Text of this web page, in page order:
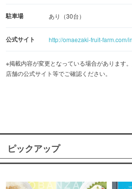
駐車場 あり（30台）
公式サイト http://omaezaki-fruit-farm.com/
※掲載内容が変更となっている場合があります
店舗の公式サイト等でご確認ください。
ピックアップ